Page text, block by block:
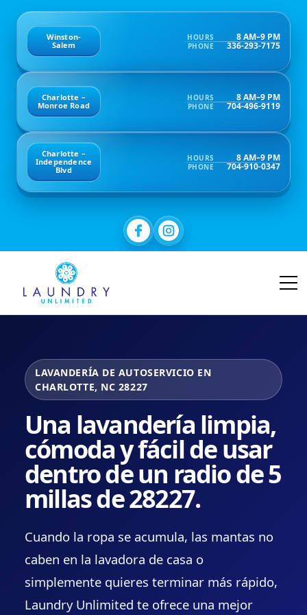
Winston-
Salem
HOURS 8 AM–9 PM
PHONE 336-293-7175
Charlotte –
Monroe Road
HOURS 8 AM–9 PM
PHONE 704-496-9119
Charlotte –
Independence
Blvd
HOURS 8 AM–9 PM
PHONE 704-910-0347
LAVANDERÍA DE AUTOSERVICIO EN
CHARLOTTE, NC 28227
Una lavandería limpia,
cómoda y fácil de usar
dentro de un radio de 5
millas de 28227.
Cuando la ropa se acumula, las mantas no
caben en la lavadora de casa o
simplemente quieres terminar más rápido,
Laundry Unlimited te ofrece una mejor